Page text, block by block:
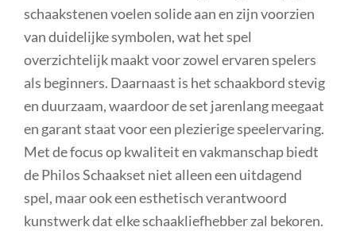
schaakstenen voelen solide aan en zijn voorzien
van duidelijke symbolen, wat het spel
overzichtelijk maakt voor zowel ervaren spelers
als beginners. Daarnaast is het schaakbord stevig
en duurzaam, waardoor de set jarenlang meegaat
en garant staat voor een plezierige speelervaring.
Met de focus op kwaliteit en vakmanschap biedt
de Philos Schaakset niet alleen een uitdagend
spel, maar ook een esthetisch verantwoord
kunstwerk dat elke schaakliefhebber zal bekoren.